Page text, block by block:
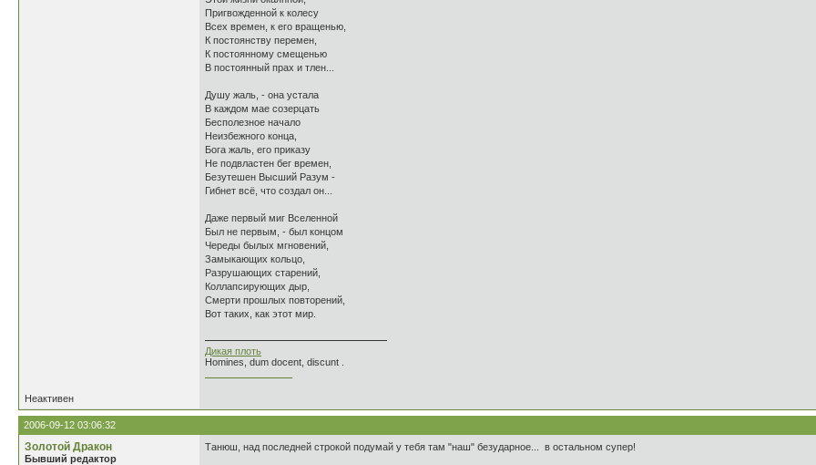
Пригвожденной к колесу
Всех времен, к его вращенью,
К постоянству перемен,
К постоянному смещенью
В постоянный прах и тлен...
Душу жаль, - она устала
В каждом мае созерцать
Бесполезное начало
Неизбежного конца,
Бога жаль, его приказу
Не подвластен бег времен,
Безутешен Высший Разум -
Гибнет всё, что создал он...
Даже первый миг Вселенной
Был не первым, - был концом
Череды былых мгновений,
Замыкающих кольцо,
Разрушающих старений,
Коллапсирующих дыр,
Смерти прошлых повторений,
Вот таких, как этот мир.
Дикая плоть
Homines, dum docent, discunt .
Неактивен
2006-09-12 03:06:32
Золотой Дракон
Бывший редактор
Танюш, над последней строкой подумай у тебя там "наш" безударное... в остальном супер!